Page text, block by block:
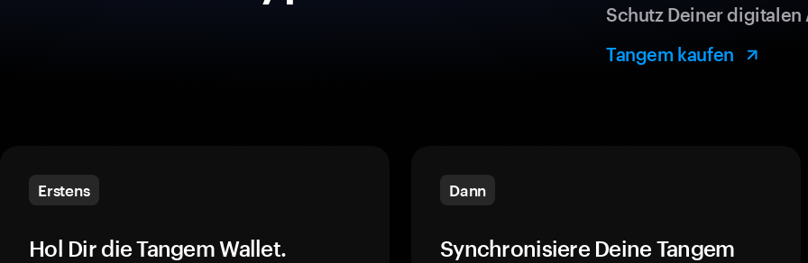
Schutz Deiner digitalen
Tangem kaufen
Erstens
Hol Dir die Tangem Wallet.
Dann
Synchronisiere Deine Tangem